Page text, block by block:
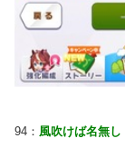
94： 風吹けば名無し